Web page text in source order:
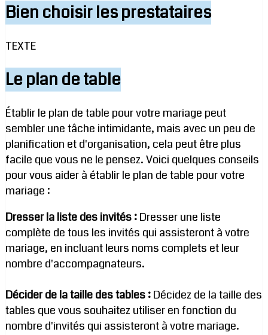
Bien choisir les prestataires
TEXTE
Le plan de table
Établir le plan de table pour votre mariage peut
sembler une tâche intimidante, mais avec un peu de
planification et d'organisation, cela peut être plus
facile que vous ne le pensez. Voici quelques conseils
pour vous aider à établir le plan de table pour votre
mariage :
Dresser la liste des invités :Dresser une liste
complète de tous les invités qui assisteront à votre
mariage, en incluant leurs noms complets et leur
nombre d'accompagnateurs.
Décider de la taille des tables :Décidez de la taille des
tables que vous souhaitez utiliser en fonction du
nombre d'invités qui assisteront à votre mariage.